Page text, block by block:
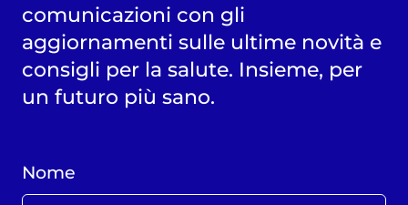
comunicazioni con gli
aggiornamenti sulle ultime novità e
consigli per la salute. Insieme, per
un futuro più sano.
Nome